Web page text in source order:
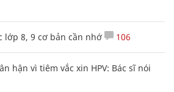
lớp 8, 9 cơ bản cần nhớ 106
hận vì tiêm vắc xin HPV: Bác sĩ nói